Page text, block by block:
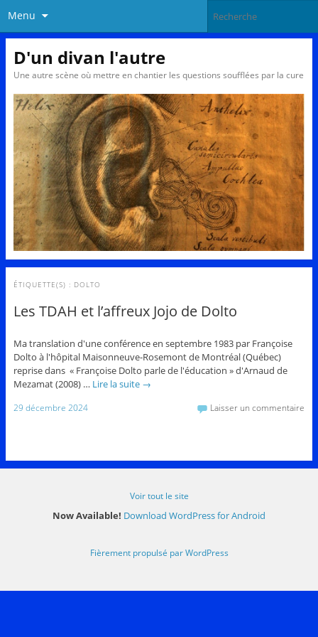
Menu
D'un divan l'autre
Une autre scène où mettre en chantier les questions soufflées par la cure
ÉTIQUETTE(S) : DOLTO
Les TDAH et l’affreux Jojo de Dolto
Ma translation d'une conférence en septembre 1983 par Françoise
Dolto à l'hôpital Maisonneuve-Rosemont de Montréal (Québec)
reprise dans « Françoise Dolto parle de l'éducation » d'Arnaud de
Mezamat (2008) … Lire la suite →
29 décembre 2024 Laisser un commentaire
Voir tout le site
Now Available! Download WordPress for Android
Fièrement propulsé par WordPress